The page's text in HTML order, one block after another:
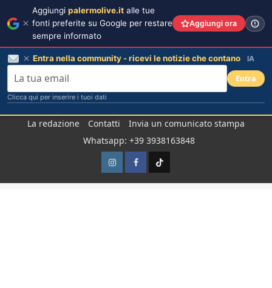
La redazione Contatti
Invia un comunicato stampa
Whatsapp: +39 3938163848
InstagramFacebook
TikTok
Aggiungi palermolive.it alle tue
fonti preferite su Google per restare
sempre informato
Aggiungi ora
Entra nella community - ricevi le notizie che contano IA
Entra
Clicca qui per inserire i tuoi dati